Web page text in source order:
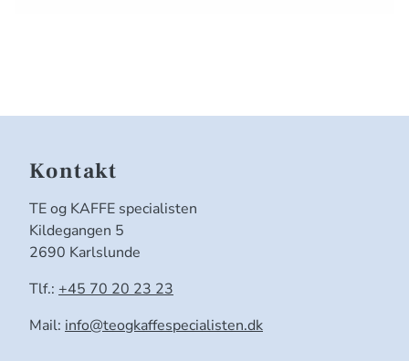
Kontakt
TE og KAFFE specialisten
Kildegangen 5
2690 Karlslunde
Tlf.: +45 70 20 23 23
Mail: info@teogkaffespecialisten.dk